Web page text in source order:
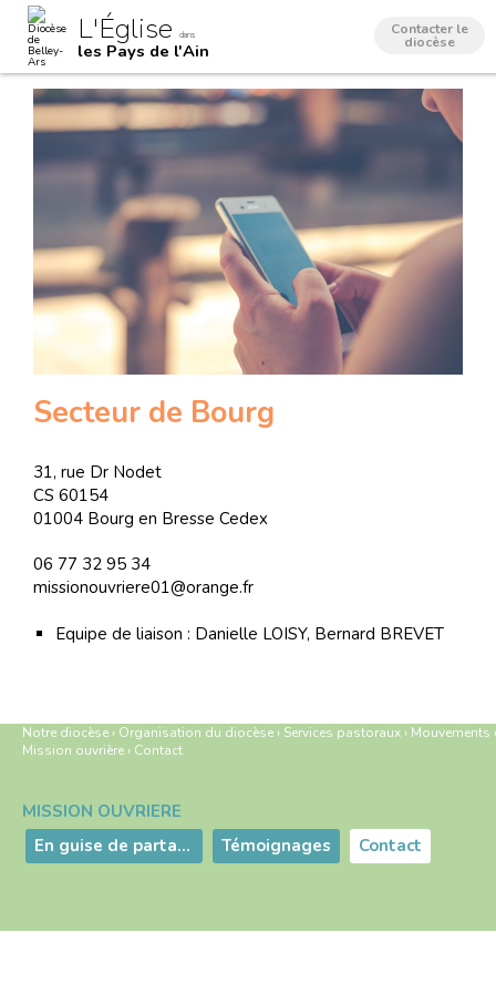
contenu.
Outils
personnels
L'Église dans
les Pays de l'Ain
Contacter le
diocèse
Secteur de Bourg
31, rue Dr Nodet
CS 60154
01004 Bourg en Bresse Cedex
06 77 32 95 34
missionouvriere01@orange.fr
Equipe de liaison : Danielle LOISY, Bernard BREVET
Notre diocèse › Organisation du diocèse › Services pastoraux › Mouvements ›
Mission ouvrière › Contact
Navigation
MISSION OUVRIÈRE
En guise de partage : le 11 septembre 1984, Afred ANCEL
Témoignages Contact